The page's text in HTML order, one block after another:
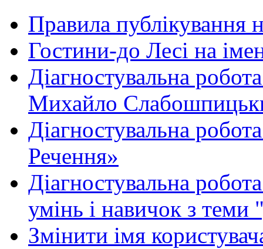
Правила публікування
Гостини-до Лесі на
Діагностувальна
Михайло
Діагностувальна
Речення»
Діагностувальна
умінь і навичок з теми
Змінити імя